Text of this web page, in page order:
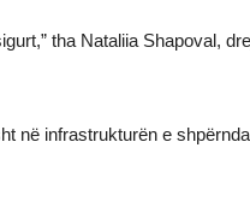
tha Nataliia Shapoval,
në infrastrukturën e